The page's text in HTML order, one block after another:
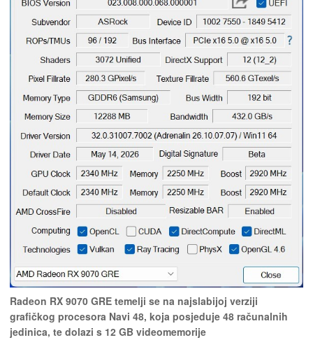
Radeon RX 9070 GRE temelji se na najslabijoj verziji
grafičkog procesora Navi 48, koja posjeduje 48 računalnih
jedinica, te dolazi s 12 GB videomemorije